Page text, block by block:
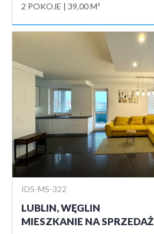
2 POKOJE 39,00 M²
IDS-MS-322
LUBLIN, WĘGLIN
MIESZKANIE NA SPRZEDAŻ